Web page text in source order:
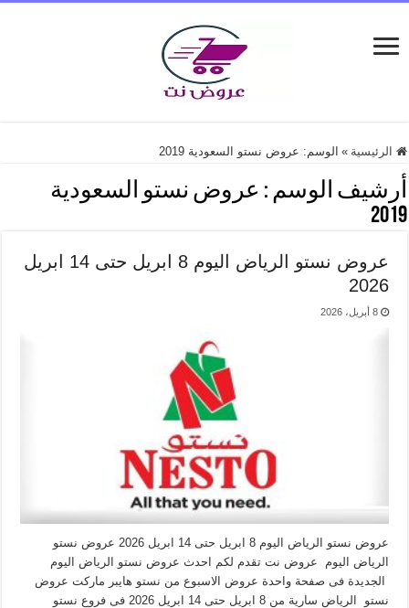
الرئيسية » الوسم: عروض نستو السعودية 2019
أرشيف الوسم : عروض نستو السعودية
2019
عروض نستو الرياض اليوم 8 ابريل حتى 14 ابريل
2026
8 أبريل، 2026
عروض نستو الرياض اليوم 8 ابريل حتى 14 ابريل 2026 عروض نستو
الرياض اليوم عروض نت تقدم لكم احدث عروض نستو الرياض اليوم
الجديدة فى صفحة واحدة عروض الاسبوع من نستو هايبر ماركت عروض
نستو الرياض سارية من 8 ابريل حتى 14 ابريل 2026 فى فروع نستو